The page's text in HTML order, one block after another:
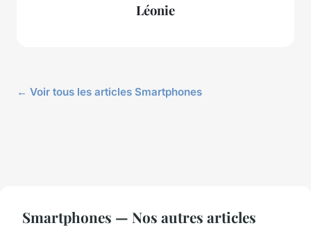
Léonie
← Voir tous les articles Smartphones
Smartphones — Nos autres articles